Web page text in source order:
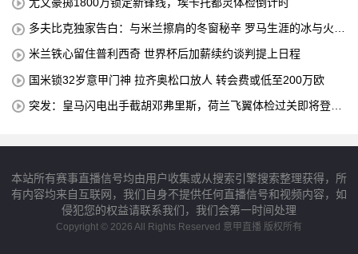
多夫比克独家告白：与米兰擦肩的冬窗秘辛 罗马生涯的冰与火之
米兰铁心留住普利西奇 世界杯后加薪续约谈判提上日程
国米锁32岁意甲门神 拉齐奥松口放人 转会费或低至200万欧
突发：皇马闪电出手截胡邓弗里斯，荷兰飞翼体检过关即将登陆
本站所有赛事直播信号均由用户收集或从搜索引擎搜索整理获得，所
有内容均来自互联网，我们自身不提供任何直播信号和视频内容，如
侵犯您的权益请联系我们，我们会第一时间处理
Copyright © 2026 All Rights Reserved 意甲直播 版权所有